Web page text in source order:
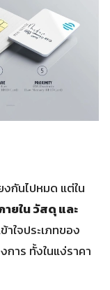
กันไปหมด แต่ใน
ายใน วัสดุ และ
าใจประเภทของ
าร ทั้งในแง่ราคา